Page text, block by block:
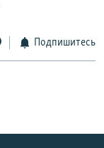
Подпишитесь